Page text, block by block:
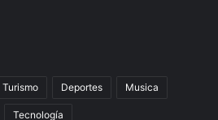
Turismo Deportes Musica
Tecnología